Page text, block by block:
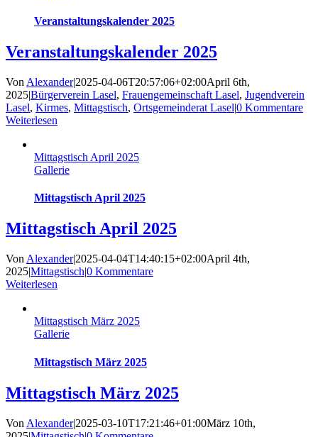
Veranstaltungskalender 2025
Veranstaltungskalender 2025
Von Alexander|2025-04-06T20:57:06+02:00April 6th,
2025|Bürgerverein Lasel, Frauengemeinschaft Lasel, Jugendverein
Lasel, Kirmes, Mittagstisch, Ortsgemeinderat Lasel|0 Kommentare
Weiterlesen
Mittagstisch April 2025
Gallerie
Mittagstisch April 2025
Mittagstisch April 2025
Von Alexander|2025-04-04T14:40:15+02:00April 4th,
2025|Mittagstisch|0 Kommentare
Weiterlesen
Mittagstisch März 2025
Gallerie
Mittagstisch März 2025
Mittagstisch März 2025
Von Alexander|2025-03-10T17:21:46+01:00März 10th,